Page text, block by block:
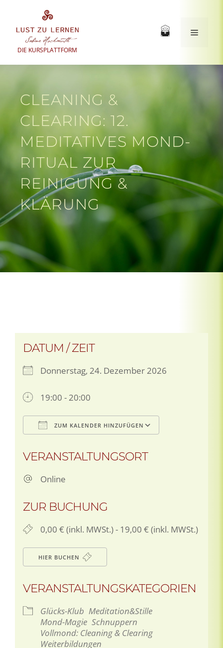
springen
DIE KURSPLATTFORM
Menü
CLEANING &
CLEARING: 12.
MEDITATIVES MOND-
RITUAL ZUR
REINIGUNG &
KLÄRUNG
DATUM / ZEIT
Donnerstag, 24. Dezember 2026
19:00 - 20:00
ZUM KALENDER HINZUFÜGEN
VERANSTALTUNGSORT
Online
ZUR BUCHUNG
0,00 € (inkl. MWSt.) - 19,00 € (inkl. MWSt.)
HIER BUCHEN
VERANSTALTUNGSKATEGORIEN
Glücks-Klub Meditation&Stille
Mond-Magie Schnuppern
Vollmond: Cleaning & Clearing
Weiterbildungen